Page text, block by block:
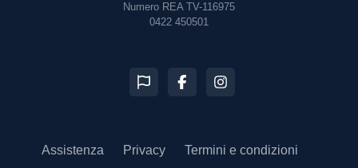
Numero REA TV-116975
0422 450501
Assistenza Privacy Termini e condizioni